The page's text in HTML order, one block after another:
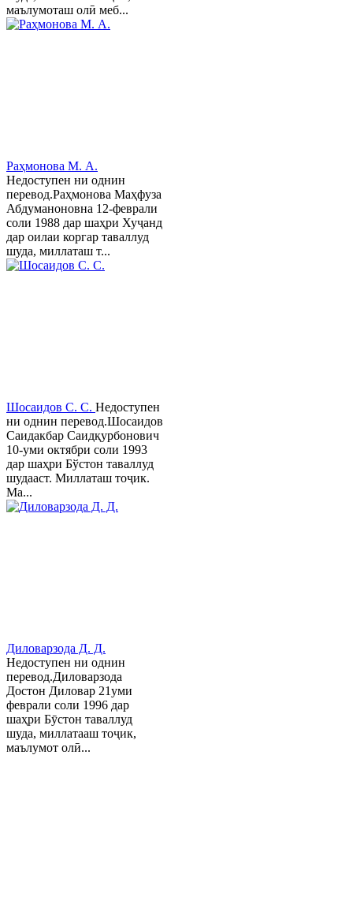
маълумоташ олӣ меб...
Раҳмонова М. А.
Недоступен ни однин
перевод.Раҳмонова Маҳфуза
Абдуманоновна 12-феврали
соли 1988 дар шаҳри Хуҷанд
дар оилаи коргар таваллуд
шуда, миллаташ т...
Шосаидов С. С. Недоступен
ни однин перевод.Шосаидов
Саидакбар Саидқурбонович
10-уми октябри соли 1993
дар шаҳри Бўстон таваллуд
шудааст. Миллаташ тоҷик.
Ма...
Диловарзода Д. Д.
Недоступен ни однин
перевод.Диловарзода
Достон Диловар 21уми
феврали соли 1996 дар
шаҳри Бӯстон таваллуд
шуда, миллатааш тоҷик,
маълумот олӣ...